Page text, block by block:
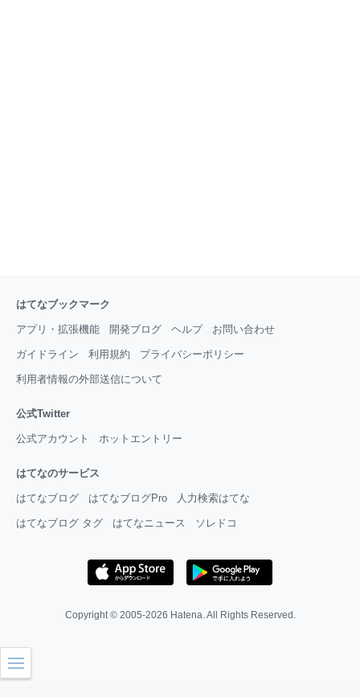
はてなブックマーク
アプリ・拡張機能 開発ブログ ヘルプ お問い合わせ
ガイドライン 利用規約 プライバシーポリシー
利用者情報の外部送信について
公式Twitter
公式アカウント ホットエントリー
はてなのサービス
はてなブログ はてなブログPro 人力検索はてな
はてなブログ タグ はてなニュース ソレドコ
Copyright © 2005-2026 Hatena. All Rights Reserved.